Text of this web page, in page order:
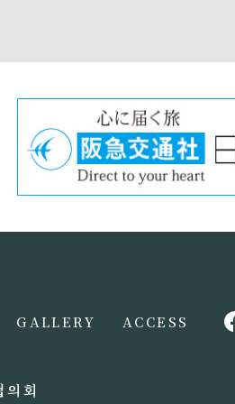
GALLERY ACCESS
회